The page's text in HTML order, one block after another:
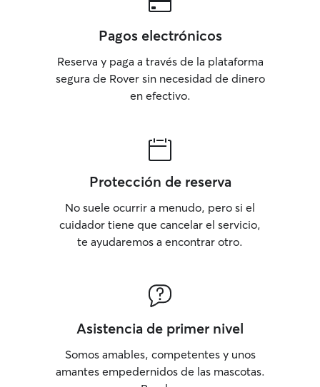
Pagos electrónicos
Reserva y paga a través de la plataforma
segura de Rover sin necesidad de dinero
en efectivo.
Protección de reserva
No suele ocurrir a menudo, pero si el
cuidador tiene que cancelar el servicio,
te ayudaremos a encontrar otro.
Asistencia de primer nivel
Somos amables, competentes y unos
amantes empedernidos de las mascotas.